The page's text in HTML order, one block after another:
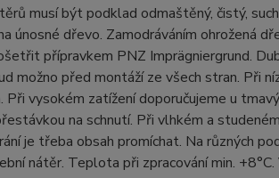
musí být podklad odmaštěný, čistý,
únosné dřevo. Zamodráváním ohrožená
přípravkem PNZ Imprägniergrund.
možno před montáží ze všech stran. Při
Při vysokém zatížení doporučujeme u
na schnutí. Při vlhkém a
je třeba obsah promíchat. Na různých
nátěr. Teplota při zpracování min.